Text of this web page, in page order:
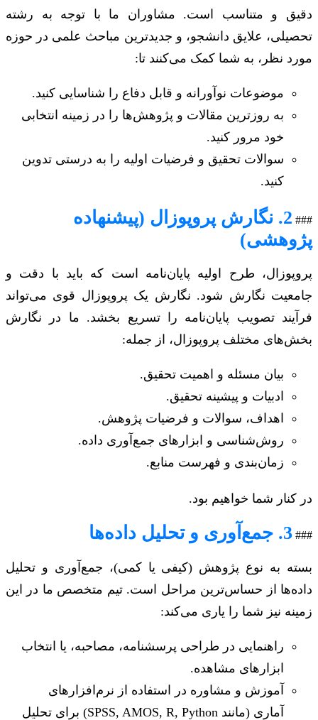
دقیق و متناسب است. مشاوران ما با توجه به رشته
تحصیلی، علایق دانشجو، و جدیدترین مباحث علمی در حوزه
مورد نظر، به شما کمک می‌کنند تا:
موضوعات نوآورانه و قابل دفاع را شناسایی کنید.
به روزترین مقالات و پژوهش‌ها را در زمینه انتخابی
خود مرور کنید.
سوالات تحقیق و فرضیات اولیه را به درستی تدوین
کنید.
###
2. نگارش پروپوزال (پیشنهاده
پژوهشی)
پروپوزال، طرح اولیه پایان‌نامه است که باید با دقت و
جامعیت نگارش شود. نگارش یک پروپوزال قوی می‌تواند
فرآیند تصویب پایان‌نامه را تسریع بخشد. ما در نگارش
بخش‌های مختلف پروپوزال، از جمله:
بیان مسئله و اهمیت تحقیق.
ادبیات و پیشینه تحقیق.
اهداف، سوالات و فرضیات پژوهش.
روش‌شناسی و ابزارهای جمع‌آوری داده.
زمان‌بندی و فهرست منابع.
در کنار شما خواهیم بود.
### 3. جمع‌آوری و تحلیل داده‌ها
بسته به نوع پژوهش (کیفی یا کمی)، جمع‌آوری و تحلیل
داده‌ها از حساس‌ترین مراحل است. تیم متخصص ما در این
زمینه نیز شما را یاری می‌کند:
راهنمایی در طراحی پرسشنامه، مصاحبه، یا انتخاب
ابزارهای مشاهده.
آموزش و مشاوره در استفاده از نرم‌افزارهای
آماری (مانند SPSS, AMOS, R, Python) برای تحلیل